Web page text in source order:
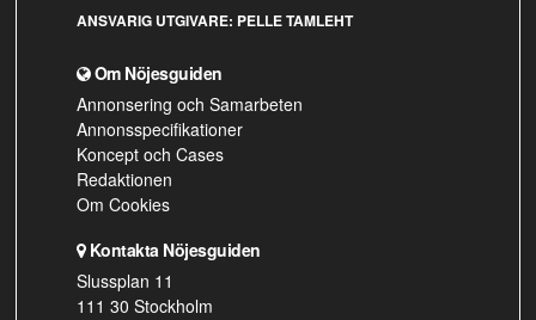
ANSVARIG UTGIVARE: PELLE TAMLEHT
Om Nöjesguiden
Annonsering och Samarbeten
Annonsspecifikationer
Koncept och Cases
Redaktionen
Om Cookies
Kontakta Nöjesguiden
Slussplan 11
111 30 Stockholm